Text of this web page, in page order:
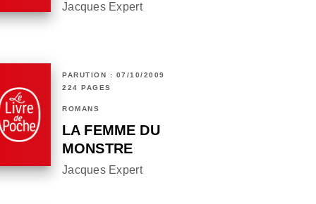
Jacques Expert
PARUTION : 07/10/2009
224 PAGES
ROMANS
LA FEMME DU
MONSTRE
Jacques Expert